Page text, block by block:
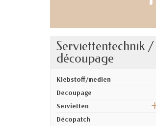
Serviettentechnik /
découpage
Klebstoff/medien
Decoupage
Servietten
Décopatch